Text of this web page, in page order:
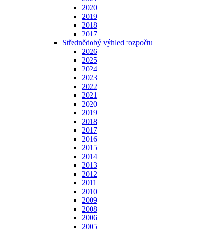
2020
2019
2018
2017
Střednědobý výhled rozpočtu
2026
2025
2024
2023
2022
2021
2020
2019
2018
2017
2016
2015
2014
2013
2012
2011
2010
2009
2008
2006
2005